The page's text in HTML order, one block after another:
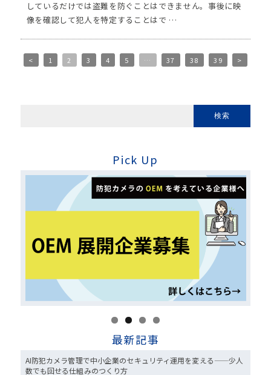
しているだけでは盗難を防ぐことはできません。事後に映
像を確認して犯人を特定することはで …
< 1 2 3 4 5 … 37 38 39 >
Pick Up
最新記事
AI防犯カメラ管理で中小企業のセキュリティ運用を変える——少人
数でも回せる仕組みのつくり方